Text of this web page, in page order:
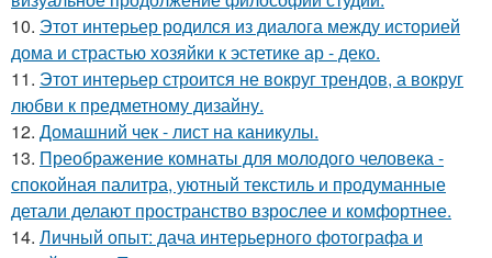
10. Этот интерьер родился из диалога между историей
дома и страстью хозяйки к эстетике ар - деко.
11. Этот интерьер строится не вокруг трендов, а вокруг
любви к предметному дизайну.
12. Домашний чек - лист на каникулы.
13. Преображение комнаты для молодого человека -
спокойная палитра, уютный текстиль и продуманные
детали делают пространство взрослее и комфортнее.
14. Личный опыт: дача интерьерного фотографа и